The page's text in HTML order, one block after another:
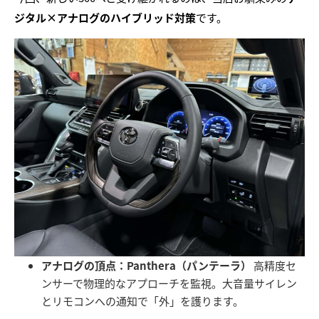
ジタル×アナログのハイブリッド対策です。
アナログの頂点：Panthera（パンテーラ）
高精度セ
ンサーで物理的なアプローチを監視。大音量サイレン
とリモコンへの通知で「外」を護ります。